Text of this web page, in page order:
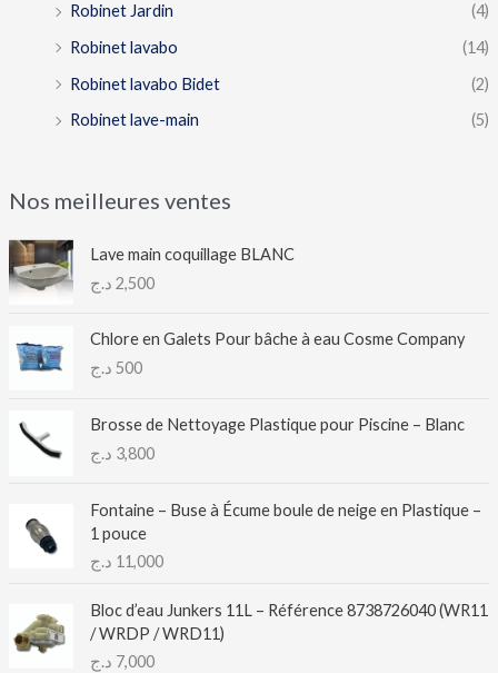
Robinet Jardin
(4)
Robinet lavabo
(14)
Robinet lavabo Bidet
(2)
Robinet lave-main
(5)
Nos meilleures ventes
Lave main coquillage BLANC
2,500 د.ج
Chlore en Galets Pour bâche à eau Cosme Company
500 د.ج
Brosse de Nettoyage Plastique pour Piscine – Blanc
3,800 د.ج
Fontaine – Buse à Écume boule de neige en Plastique –
1 pouce
11,000 د.ج
Bloc d’eau Junkers 11L – Référence 8738726040 (WR11
/ WRDP / WRD11)
7,000 د.ج